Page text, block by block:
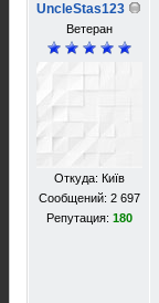
UncleStas123
Ветеран
Откуда: Київ
Сообщений: 2 697
Репутация: 180